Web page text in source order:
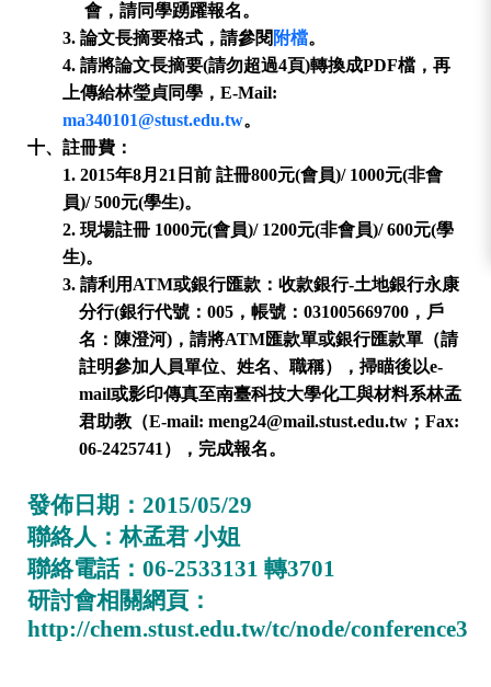
會，請同學踴躍報名。
3. 論文長摘要格式，請參閱 附檔。
4. 請將論文長摘要(請勿超過4頁)轉換成PDF檔，再
上傳給林瑩貞同學， E-Mail:
ma340101@stust.edu.tw。
十、 註冊費：
1. 2015年8月 21 日前 註冊800元(會員)/ 1000元(非會
員)/ 500元(學生)。
2. 現場註冊 1000元(會員)/ 1200元(非會員)/ 600元(學
生)。
3. 請利用 ATM或銀行匯款：收款銀行-土地銀行永康
分行(銀行代號：005 ，帳號：031005669700 ，戶
名：陳澄河) ，請將ATM匯款單或銀行匯款單（請
註明參加人員單位、姓名、職稱） ，掃瞄後以e-
mail或影印傳真至南臺科技大學化工與材料系林孟
君助教（E-mail: meng24@mail.stust.edu.tw ；Fax:
06-2425741 ），完成報名。
發佈日期： 2015/05/29
聯絡人：林孟君 小姐
聯絡電話： 06-2533131 轉3701
研討會相關網頁：
http://chem.stust.edu.tw/tc/node/conference3